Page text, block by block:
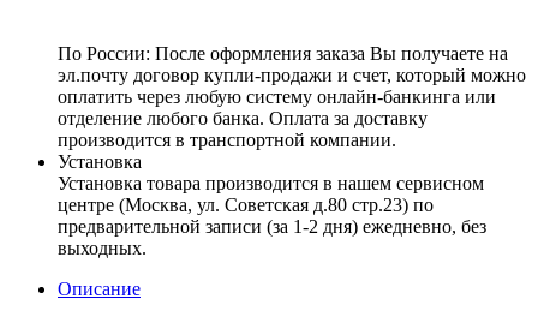
По России: После оформления заказа Вы получаете на
эл.почту договор купли-продажи и счет, который можно
оплатить через любую систему онлайн-банкинга или
отделение любого банка. Оплата за доставку
производится в транспортной компании.
Установка
Установка товара производится в нашем сервисном
центре (Москва, ул. Советская д.80 стр.23) по
предварительной записи (за 1-2 дня) ежедневно, без
выходных.
Описание